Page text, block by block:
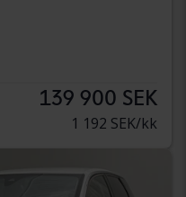
139 900 SEK
1 192 SEK/kk